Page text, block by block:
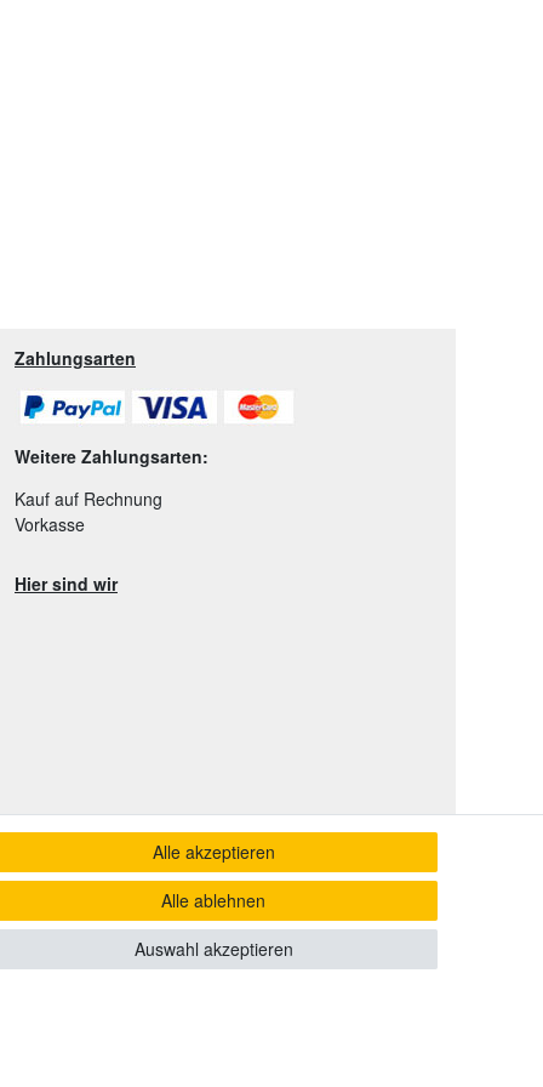
Zahlungsarten
Weitere Zahlungsarten:
Kauf auf Rechnung
Vorkasse
Hier sind wir
Alle akzeptieren
Alle ablehnen
Auswahl akzeptieren